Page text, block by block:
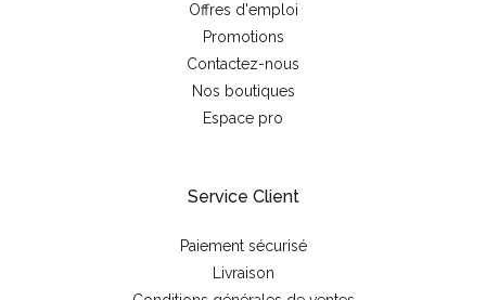
Offres d'emploi
Promotions
Contactez-nous
Nos boutiques
Espace pro
Service Client
Paiement sécurisé
Livraison